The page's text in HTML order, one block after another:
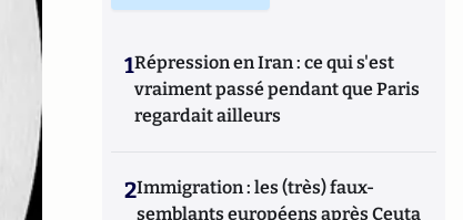
1Répression en Iran : ce qui s'est
vraiment passé pendant que Paris
regardait ailleurs
2Immigration : les (très) faux-
semblants européens après Ceuta